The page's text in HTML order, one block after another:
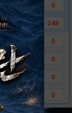
0
248
0
0
0
0